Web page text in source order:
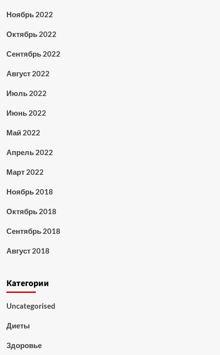
Ноябрь 2022
Октябрь 2022
Сентябрь 2022
Август 2022
Июль 2022
Июнь 2022
Май 2022
Апрель 2022
Март 2022
Ноябрь 2018
Октябрь 2018
Сентябрь 2018
Август 2018
Категории
Uncategorised
Диеты
Здоровье